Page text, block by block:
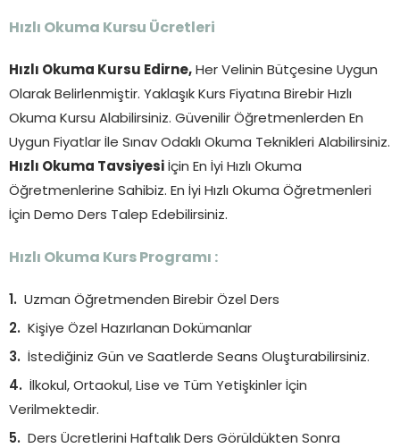
Hızlı Okuma Kursu Ücretleri
Hızlı Okuma Kursu Edirne, Her Velinin Bütçesine Uygun
Olarak Belirlenmiştir. Yaklaşık Kurs Fiyatına Birebir Hızlı
Okuma Kursu Alabilirsiniz. Güvenilir Öğretmenlerden En
Uygun Fiyatlar İle Sınav Odaklı Okuma Teknikleri Alabilirsiniz.
Hızlı Okuma Tavsiyesi
İçin En İyi Hızlı Okuma
Öğretmenlerine Sahibiz. En İyi Hızlı Okuma Öğretmenleri
İçin Demo Ders Talep Edebilirsiniz.
Hızlı Okuma Kurs Programı :
Uzman Öğretmenden Birebir Özel Ders
Kişiye Özel Hazırlanan Dokümanlar
İstediğiniz Gün ve Saatlerde Seans Oluşturabilirsiniz.
İlkokul, Ortaokul, Lise ve Tüm Yetişkinler İçin
Verilmektedir.
Ders Ücretlerini Haftalık Ders Görüldükten Sonra